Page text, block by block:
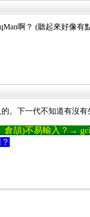
啊？ (聽起來好像有
。下一代不知道有沒有
倉頡)不易輸入？→